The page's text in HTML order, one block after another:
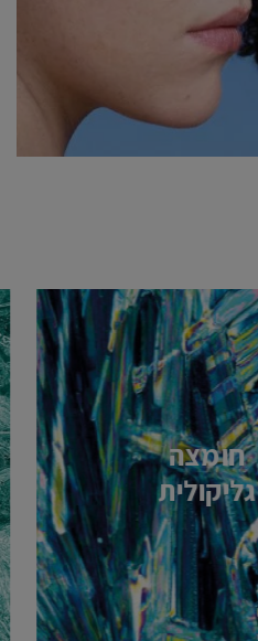
חומצה
גליקולית